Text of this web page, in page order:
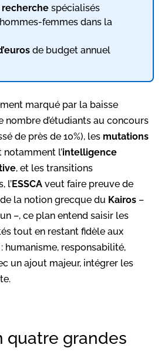
spécialisés
femmes dans la
de budget annuel
marqué par la baisse
nombre d’étudiants au concours
de près de 10%), les mutations
notamment l’intelligence
, et les transitions
l’ESSCA veut faire preuve de
la notion grecque du Kairos –
–, ce plan entend saisir les
tout en restant fidèle aux
: humanisme, responsabilité,
un ajout majeur, intégrer les
quatre grandes